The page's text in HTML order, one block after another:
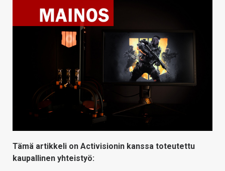
HAKU
Tämä artikkeli on Activisionin kanssa toteutettu
kaupallinen yhteistyö: